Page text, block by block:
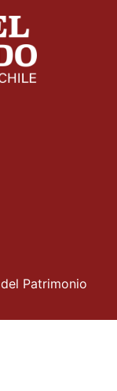
Patrimonio